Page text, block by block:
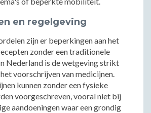
en regelgeving
zijn er beperkingen aan het
zonder een traditionele
Nederland is de wetgeving strikt
voorschrijven van medicijnen.
kunnen zonder een fysieke
voorgeschreven, vooral niet bij
aandoeningen waar een grondig